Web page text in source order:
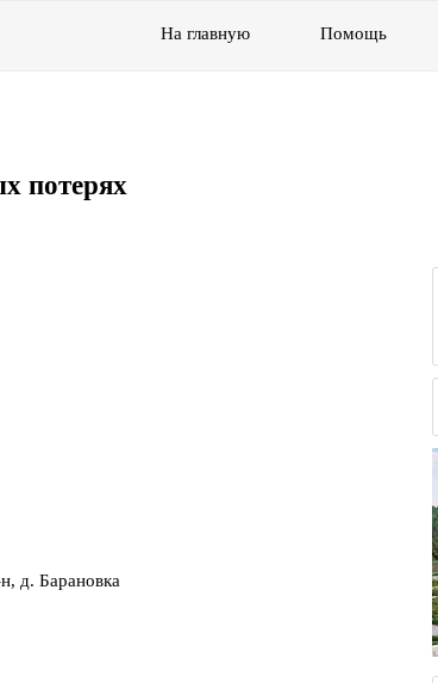
На главную Помощь
потерях
д. Барановка